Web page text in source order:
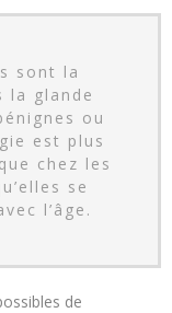
sont la
la glande
ou
est plus
chez les
se
l’âge.
de